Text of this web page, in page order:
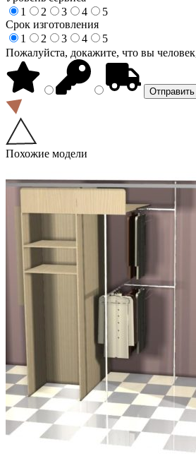
1
2 3 4
5
Срок изготовления
1
2 3 4
5
Пожалуйста, докажите, что вы
Похожие модели